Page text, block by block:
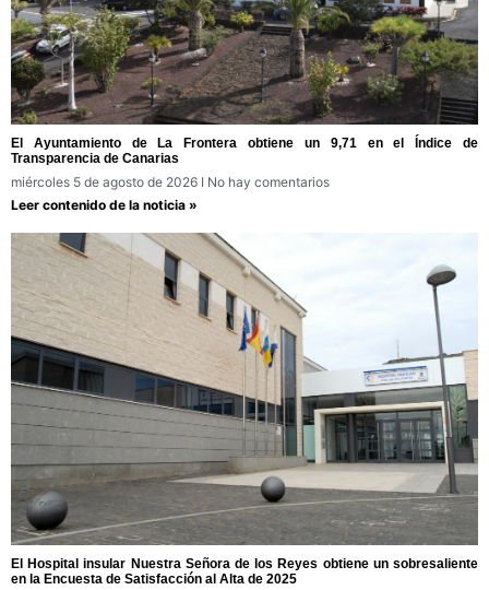
El Ayuntamiento de La Frontera obtiene un 9,71 en el Índice de
Transparencia de Canarias
miércoles 5 de agosto de 2026
No hay comentarios
Leer contenido de la noticia »
El Hospital insular Nuestra Señora de los Reyes obtiene un sobresaliente
en la Encuesta de Satisfacción al Alta de 2025